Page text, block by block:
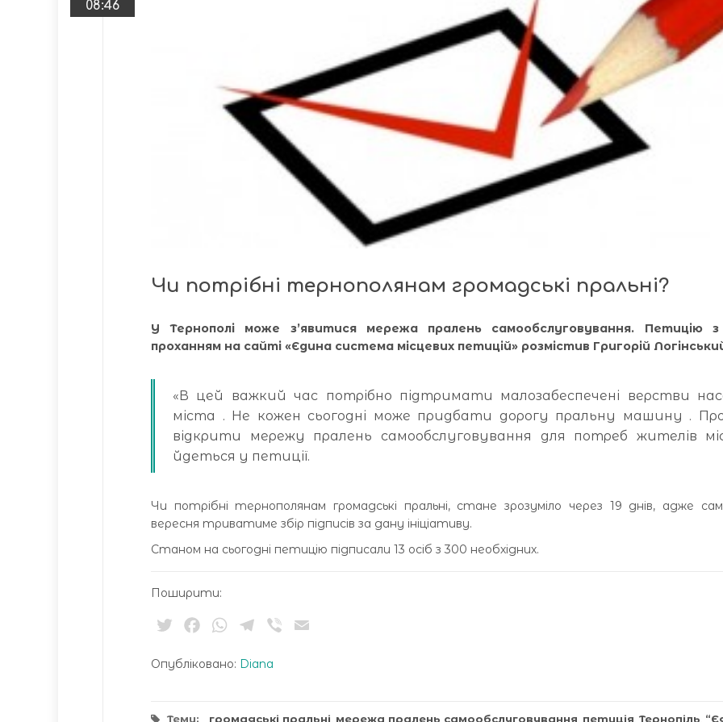
08:46
Чи потрібні тернополянам громадські пральні?
У Тернополі може з’явитися мережа пралень самообслуговування. Петицію
проханням на сайті «Єдина система місцевих петицій» розмістив Григорій
«В цей важкий час потрібно підтримати малозабеспечені верстви
міста . Не кожен сьогодні може придбати дорогу пральну машину .
відкрити мережу пралень самообслуговування для потреб жителів
йдеться у петиції.
Чи потрібні тернополянам громадські пральні, стане зрозуміло через 19 днів, адже
вересня триватиме збір підписів за дану ініціативу.
Станом на сьогодні петицію підписали 13 осіб з 300 необхідних.
Поширити:
TwitterFacebookWhatsApp
Telegram
Viber
Опубліковано: Diana
Теми: громадські пральні мережа пралень самообслуговування петиція Тернопіль